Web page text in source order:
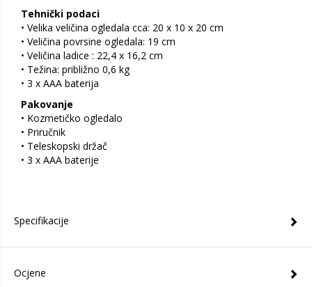
Tehnički podaci
• Velika veličina ogledala cca: 20 x 10 x 20 cm
• Veličina povrsine ogledala: 19 cm
• Veličina ladice : 22,4 x 16,2 cm
• Težina: približno 0,6 kg
• 3 x AAA baterija
Pakovanje
• Kozmetičko ogledalo
• Priručnik
• Teleskopski držač
• 3 x AAA baterije
Specifikacije
Ocjene